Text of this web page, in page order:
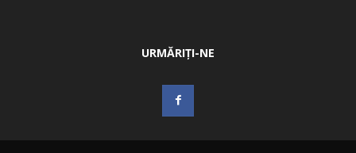
URMĂRIȚI-NE